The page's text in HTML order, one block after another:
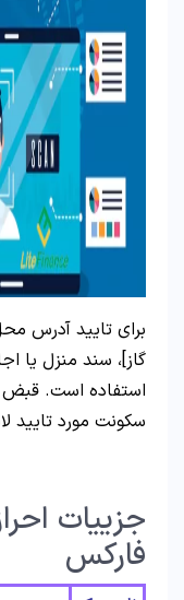
برای تایید آدرس
گاز]، سند منزل یا
استفاده است. قبض
سکونت مورد تایید
جزییات
فارکس